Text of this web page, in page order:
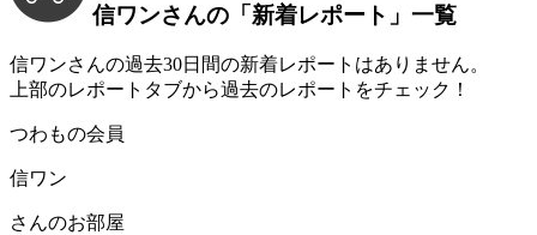
信ワンさんの 「新着レポート」 一覧
信ワンさんの過去30日間の新着レポートはありません。
上部のレポートタブから過去のレポートをチェック！
つわもの会員
信ワン
さんのお部屋